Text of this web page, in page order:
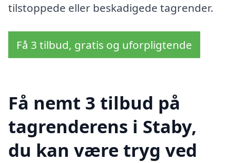
tilstoppede eller beskadigede tagrender.
Få 3 tilbud, gratis og uforpligtende
Få nemt 3 tilbud på
tagrenderens i Staby,
du kan være tryg ved